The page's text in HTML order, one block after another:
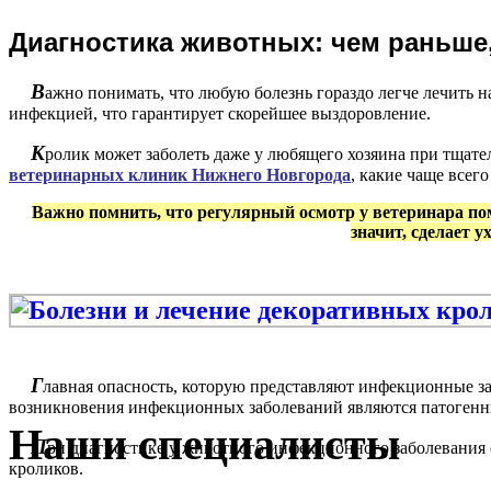
Диагностика животных: чем
Важно понимать, что любую болезнь гораздо легче лечить
инфекцией, что гарантирует скорейшее выздоровление.
Кролик может заболеть даже у любящего хозяина при
ветеринарных клиник Нижнего Новгорода, какие чаще
Важно помнить, что регулярный осмотр у ветеринара
значит, сделает
Главная опасность, которую представляют инфекционные
возникновения инфекционных заболеваний являются
При диагностике у животного инфекционного
кроликов.
Наши специалисты